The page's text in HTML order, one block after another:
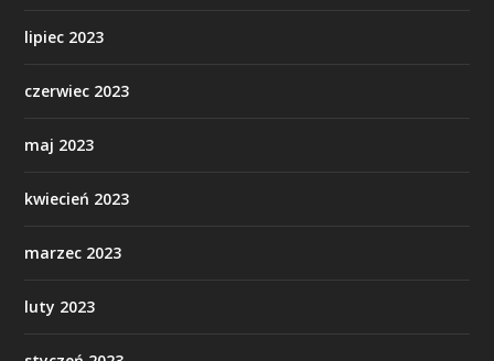
lipiec 2023
czerwiec 2023
maj 2023
kwiecień 2023
marzec 2023
luty 2023